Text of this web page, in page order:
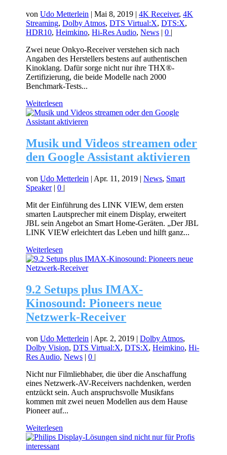
vonUdo Metterlein |Mai 8, 2019 |4K Receiver,4K
Streaming,Dolby Atmos,DTS Virtual:X,DTS:X,
HDR10,Heimkino,Hi-Res Audio,News |0 |
Zwei neue Onkyo-Receiver verstehen sich nach
Angaben des Herstellers bestens auf authentischen
Kinoklang. Dafür sorge nicht nur ihre THX®-
Zertifizierung, die beide Modelle nach 2000
Benchmark-Tests...
Weiterlesen
Musik und Videos streamen oder
den Google Assistant aktivieren
vonUdo Metterlein | Apr. 11, 2019 |News, Smart
Speaker|0 |
Mit der Einführung des LINK VIEW, dem ersten
smarten Lautsprecher mit einem Display, erweitert
JBL sein Angebot an Smart Home-Geräten. „Der JBL
LINK VIEW erleichtert das Leben und hilft ganz...
Weiterlesen
9.2 Setups plus IMAX-
Kinosound: Pioneers neue
Netzwerk-Receiver
vonUdo Metterlein | Apr. 2, 2019 |Dolby Atmos,
Dolby Vision,DTS Virtual:X,DTS:X,Heimkino,Hi-
Res Audio,News |0 |
Nicht nur Filmliebhaber, die über die Anschaffung
eines Netzwerk-AV-Receivers nachdenken, werden
entzückt sein. Auch anspruchsvolle Musikfans
kommen mit zwei neuen Modellen aus dem Hause
Pioneer auf...
Weiterlesen